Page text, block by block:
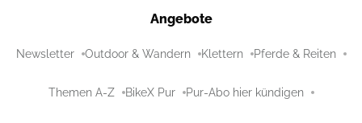
Angebote
Newsletter Outdoor & Wandern Klettern Pferde & Reiten
Themen A-Z BikeX Pur Pur-Abo hier kündigen